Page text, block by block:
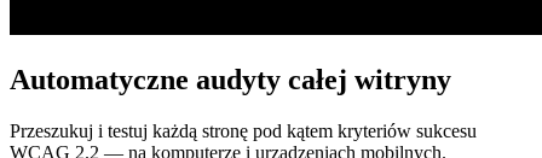
Automatyczne audyty całej witryny
Przeszukuj i testuj każdą stronę pod kątem kryteriów sukcesu
WCAG 2.2 — na komputerze i urządzeniach mobilnych.